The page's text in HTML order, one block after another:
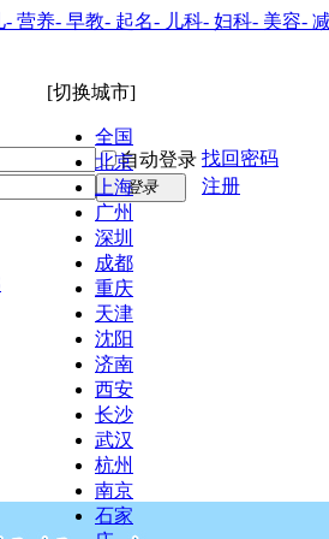
- 营养- 早教- 起名- 儿科- 妇科- 美容-
[切换城市]
全国
北京
上海
广州
深圳
成都
重庆
天津
沈阳
济南
西安
长沙
武汉
杭州
南京
石家
自动登录 找回密码
登录
注册